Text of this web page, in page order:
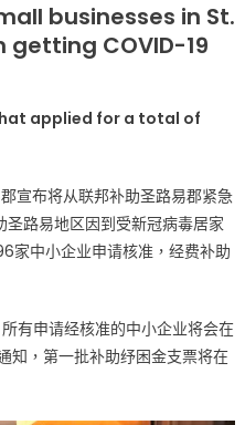
businesses in St.
getting COVID-19
applied for a total of
宣布将从联邦补助圣路易郡紧急
路易地区因到受新冠病毒居家
家中小企业申请核准，经费补助
有申请经核准的中小企业将会在
，第一批补助纾困金支票将在